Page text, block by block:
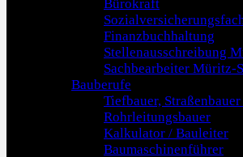
Bürokraft
Finanzbuchhaltung
Stellenausschreibung
Sachbearbeiter Müritz-
Bauberufe
Tiefbauer,
Rohrleitungsbauer
Kalkulator / Bauleiter
Baumaschinenführer